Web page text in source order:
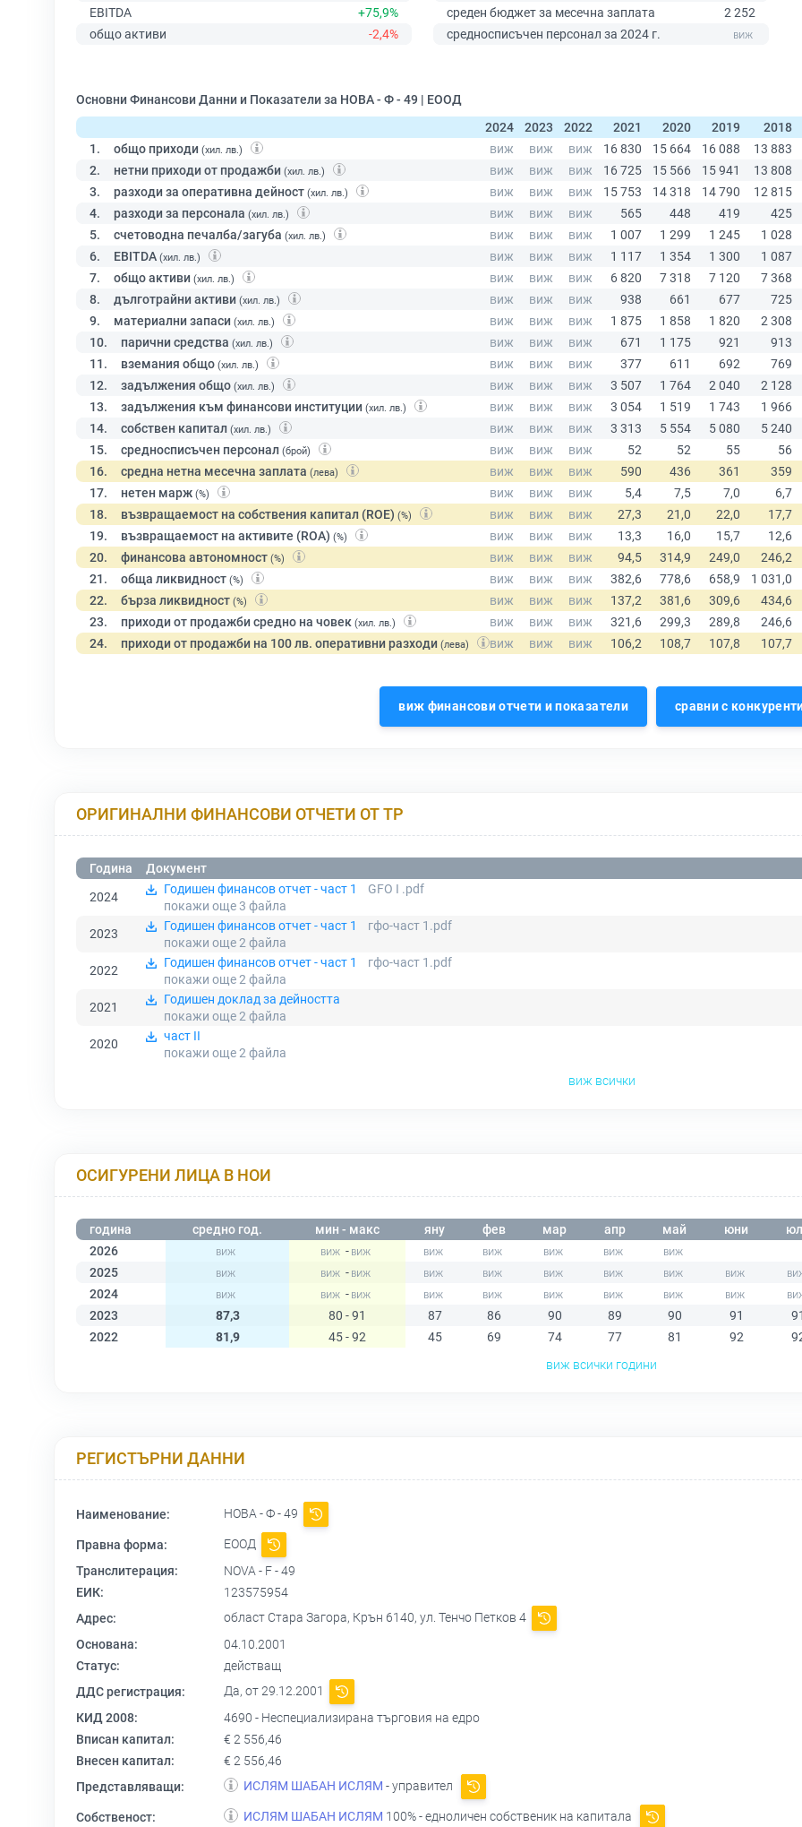
EBITDA
+75,9%
общо активи
-2,4%
среден бюджет за месечна заплата
2 252
средносписъчен персонал за 2024 г.
Основни Финансови Данни и Показатели за НОВА - Ф - 49 | ЕООД
2024
2023 2022 2021 2020 2019
2018
1.
общо приходи (хил. лв.)
2. нетни приходи от продажби (хил. лв.)
3. разходи за оперативна дейност (хил. лв.)
4. разходи за персонала (хил. лв.)
5. счетоводна печалба/загуба (хил. лв.)
6. EBITDA (хил. лв.)
7. общо активи (хил. лв.)
8. дълготрайни активи (хил. лв.)
9. материални запаси (хил. лв.)
10. парични средства (хил. лв.)
11. вземания общо (хил. лв.)
12. задължения общо (хил. лв.)
13. задължения към финансови институции (хил. лв.)
14. собствен капитал (хил. лв.)
15. средносписъчен персонал (брой)
16. средна нетна месечна заплата (лева)
17. нетен марж (%)
18. възвращаемост на собствения капитал (ROE) (%)
19. възвращаемост на активите (ROA) (%)
20. финансова автономност (%)
21. обща ликвидност (%)
22. бърза ликвидност (%)
23. приходи от продажби средно на човек (хил. лв.)
24. приходи от продажби на 100 лв. оперативни разходи (лева)
виж финансови отчети и показатели сравни с
ОРИГИНАЛНИ ФИНАНСОВИ ОТЧЕТИ ОТ ТР
Година
Документ
2024
Годишен финансов отчет - част 1
GFO I .pdf
покажи още 3 файла
2023
Годишен финансов отчет - част 1
гфо-част 1.pdf
покажи още 2 файла
2022
Годишен финансов отчет - част 1
гфо-част 1.pdf
покажи още 2 файла
2021
Годишен доклад за дейността
покажи още 2 файла
2020
част II
покажи още 2 файла
виж всички
ОСИГУРЕНИ ЛИЦА В НОИ
година средно год. мин - макс яну фев мар апр май юни
2026
-
2025
-
2024
-
2023
87,3 80 - 91 87 86 90 89 90 91
2022
81,9 45 - 92 45 69 74 77 81 92
виж всички години
РЕГИСТЪРНИ ДАННИ
Наименование: НОВА - Ф - 49
Правна форма:
ЕООД
Транслитерация:
NOVA - F - 49
ЕИК:
123575954
Адрес:
област Стара Загора, Крън 6140, ул. Тенчо Петков 4
Основана:
04.10.2001
Статус:
действащ
ДДС регистрация:
Да, от 29.12.2001
КИД 2008:
4690 - Неспециализирана търговия на едро
Вписан капитал:
€ 2 556,46
Внесен капитал:
€ 2 556,46
Представляващи:
ИСЛЯМ ШАБАН ИСЛЯМ - управител
Собственост: ИСЛЯМ ШАБАН ИСЛЯМ 100% - едноличен собственик на капитала